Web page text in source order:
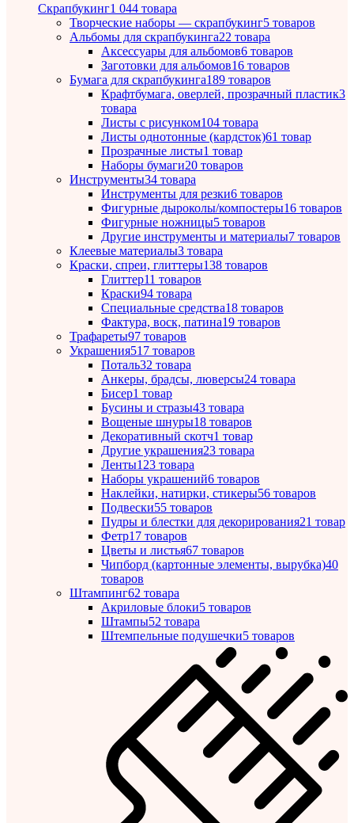
Скрапбукинг1 044 товара
Творческие наборы — скрапбукинг5 товаров
Альбомы для скрапбукинга22 товара
Аксессуары для альбомов6 товаров
Заготовки для альбомов16 товаров
Бумага для скрапбукинга189 товаров
Крафтбумага, оверлей, прозрачный пластик3
товара
Листы c рисунком104 товара
Листы однотонные (кардсток)61 товар
Прозрачные листы1 товар
Наборы бумаги20 товаров
Инструменты34 товара
Инструменты для резки6 товаров
Фигурные дыроколы/компостеры16 товаров
Фигурные ножницы5 товаров
Другие инструменты и материалы7 товаров
Клеевые материалы3 товара
Краски, спреи, глиттеры138 товаров
Глиттер11 товаров
Краски94 товара
Специальные средства18 товаров
Фактура, воск, патина19 товаров
Трафареты97 товаров
Украшения517 товаров
Поталь32 товара
Анкеры, брадсы, люверсы24 товара
Бисер1 товар
Бусины и стразы43 товара
Вощеные шнуры18 товаров
Декоративный скотч1 товар
Другие украшения23 товара
Ленты123 товара
Наборы украшений6 товаров
Наклейки, натирки, стикеры56 товаров
Подвески55 товаров
Пудры и блестки для декорирования21 товар
Фетр17 товаров
Цветы и листья67 товаров
Чипборд (картонные элементы, вырубка)40
товаров
Штампинг62 товара
Акриловые блоки5 товаров
Штампы52 товара
Штемпельные подушечки5 товаров